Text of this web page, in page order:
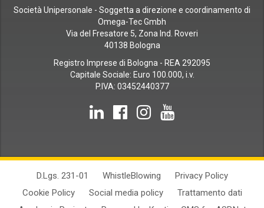
Società Unipersonale - Soggetta a direzione e coordinamento di
Omega-Tec Gmbh
Via del Fresatore 5, Zona Ind. Roveri
40138 Bologna
Registro Imprese di Bologna - REA 292095
Capitale Sociale: Euro 100.000, i.v.
P.IVA: 03452440377
LinkedIn
Facebook
Instagram
YouTube
D.Lgs. 231-01 WhistleBlowing
Privacy Policy
Cookie Policy
Social media policy
Trattamento dati